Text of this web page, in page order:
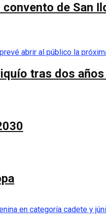
de
tras dos